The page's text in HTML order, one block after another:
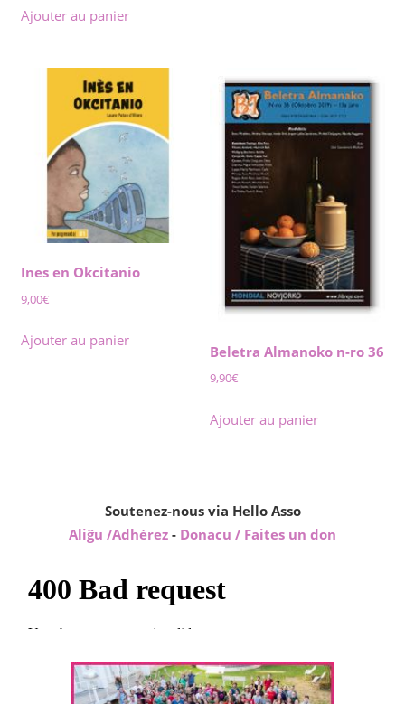
Ajouter au panier
Ines en Okcitanio
9,00€
Ajouter au panier
Beletra Almanoko n-ro 36
9,90€
Ajouter au panier
Soutenez-nous via Hello Asso
Aliĝu /Adhérez - Donacu / Faites un don